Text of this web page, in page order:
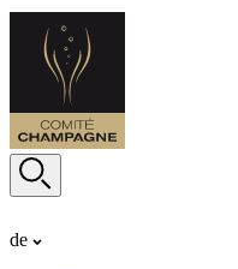
de